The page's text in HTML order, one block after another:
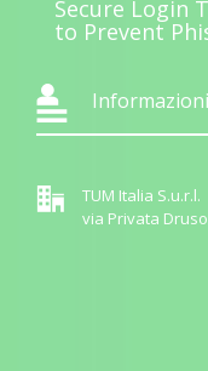
Secure Login
to Prevent
TUM Italia S.u.r.l.
via Privata Druso